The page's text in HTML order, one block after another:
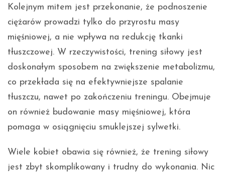
Kolejnym mitem jest przekonanie, że podnoszenie
ciężarów prowadzi tylko do przyrostu masy
mięśniowej, a nie wpływa na redukcję tkanki
tłuszczowej. W rzeczywistości, trening siłowy jest
doskonałym sposobem na zwiększenie metabolizmu,
co przekłada się na efektywniejsze spalanie
tłuszczu, nawet po zakończeniu treningu. Obejmuje
on również budowanie masy mięśniowej, która
pomaga w osiągnięciu smuklejszej sylwetki.
Wiele kobiet obawia się również, że trening siłowy
jest zbyt skomplikowany i trudny do wykonania. Nic